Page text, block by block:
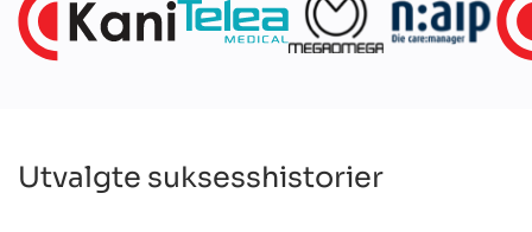
Utvalgte suksesshistorier